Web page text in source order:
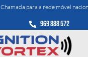
Chamada para a rede móvel
969 888 572